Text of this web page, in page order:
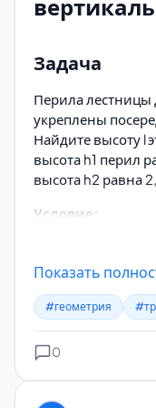
Применяем
Формула:a² + b² =
Подставляем
5² + b² = 13²
Вычисляем
b² = 144
b = 12
Задача
Перила лестницы
укреплены
Найдите высоту l
высота h1 перил
высота h2 равна
Условие:
Нижняя высота h1
Верхняя высота
Столб стоит
Найти высоту
Алгоритм
Показать
#геометрия
0